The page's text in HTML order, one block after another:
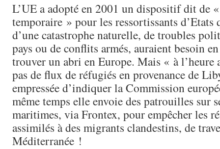
L’UE a adopté en 2001 un dispositif dit de
temporaire » pour les ressortissants
d’une catastrophe naturelle, de troubles
pays ou de conflits armés, auraient besoin
trouver un abri en Europe. Mais « à l’heure
pas de flux de réfugiés en provenance de
empressée d’indiquer la Commission
même temps elle envoie des patrouilles sur
maritimes, via Frontex, pour empêcher les
assimilés à des migrants clandestins, de
Méditerranée !